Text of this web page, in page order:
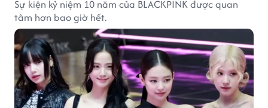
Sự kiện kỷ niệm 10 năm của BLACKPINK được quan
tâm hơn bao giờ hết.